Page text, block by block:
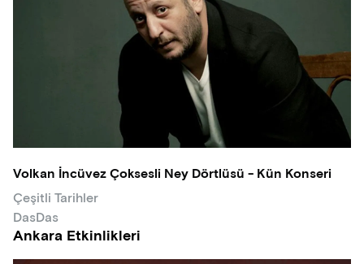
Volkan İncüvez Çoksesli Ney Dörtlüsü - Kün Konseri
Çeşitli Tarihler
DasDas
Ankara Etkinlikleri